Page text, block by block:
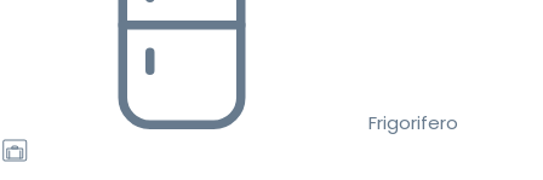
Frigorifero